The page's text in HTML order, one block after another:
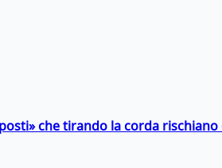
che tirando la corda